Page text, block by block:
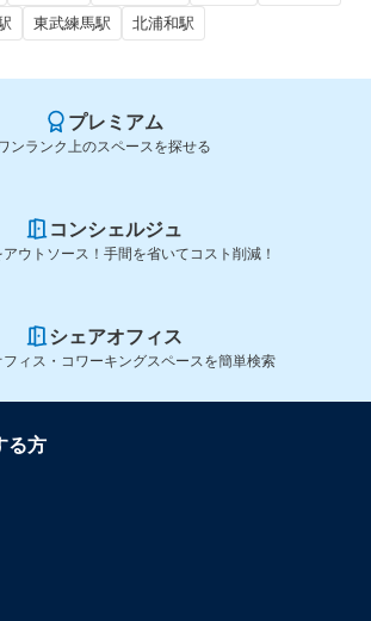
東武練馬駅 北浦和駅
プレミアム
ンランク上のスペースを探せる
コンシェルジュ
ウトソース！手間を省いてコスト削減！
シェアオフィス
ィス・コワーキングスペースを簡単検索
る方